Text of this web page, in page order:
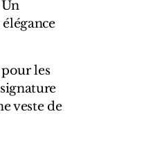
les
veste de